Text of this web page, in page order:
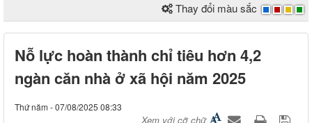
Thay đổi màu sắc
Nỗ lực hoàn thành chỉ tiêu hơn 4,2
ngàn căn nhà ở xã hội năm 2025
Thứ năm - 07/08/2025 08:33
Xem với cỡ chữ